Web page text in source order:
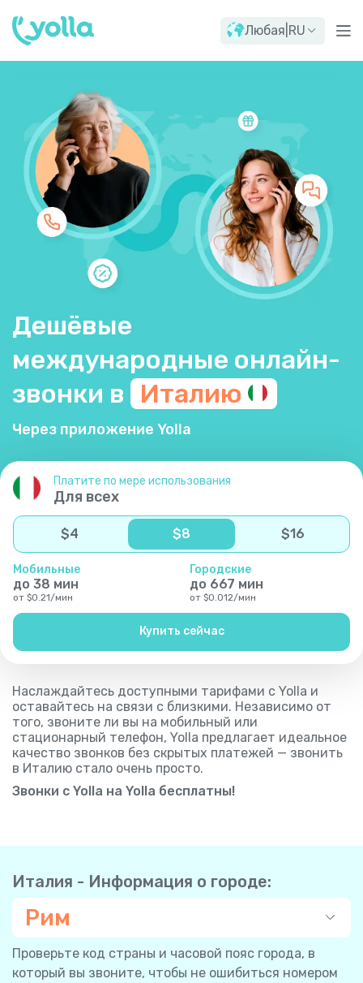
Любая RU
Дешёвые
международные онлайн-
звонки в
Италию
Через приложение Yolla
Платите по мере использования
Для всех
$4 $8 $16
Мобильные
до 38 мин
от $0.21/мин
Городские
до 667 мин
от $0.012/мин
Купить сейчас
Наслаждайтесь доступными тарифами с Yolla и
оставайтесь на связи с близкими. Независимо от
того, звоните ли вы на мобильный или
стационарный телефон, Yolla предлагает идеальное
качество звонков без скрытых платежей — звонить
в Италию стало очень просто.
Звонки с Yolla на Yolla бесплатны!
Италия - Информация о городе:
Рим
Проверьте код страны и часовой пояс города, в
который вы звоните, чтобы не ошибиться номером